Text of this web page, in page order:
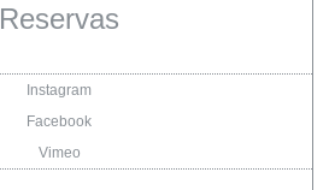
Reservas
Instagram
Facebook
Vimeo